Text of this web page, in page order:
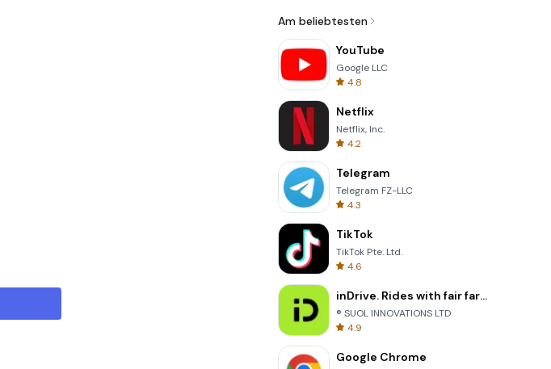
Am beliebtesten
YouTube
Google LLC
4.8
Netflix
Netflix, Inc.
4.2
Telegram
Telegram FZ-LLC
4.3
TikTok
TikTok Pte. Ltd.
4.6
inDrive. Rides with fair fares
® SUOL INNOVATIONS LTD
4.9
Google Chrome